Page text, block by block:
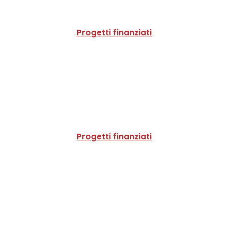
Progetti finanziati
Progetti finanziati